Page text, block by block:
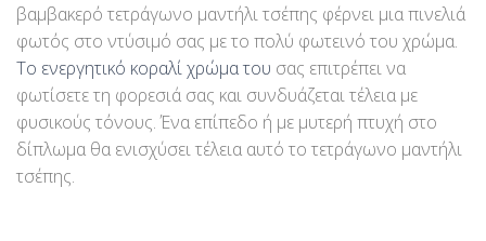
βαμβακερό τετράγωνο μαντήλι τσέπης φέρνει μια πινελιά
φωτός στο ντύσιμό σας με το πολύ φωτεινό του χρώμα.
Το ενεργητικό κοραλί χρώμα του σας επιτρέπει να
φωτίσετε τη φορεσιά σας και συνδυάζεται τέλεια με
φυσικούς τόνους. Ένα επίπεδο ή με μυτερή πτυχή στο
δίπλωμα θα ενισχύσει τέλεια αυτό το τετράγωνο μαντήλι
τσέπης.